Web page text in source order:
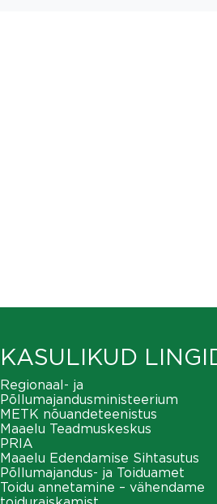
KASULIKUD
Regionaal- ja
Põllumajandusministeerium
METK nõuandeteenistus
Maaelu Teadmuskeskus
PRIA
Maaelu Edendamise Sihtasutus
Põllumajandus- ja Toiduamet
Toidu annetamine – vähendame